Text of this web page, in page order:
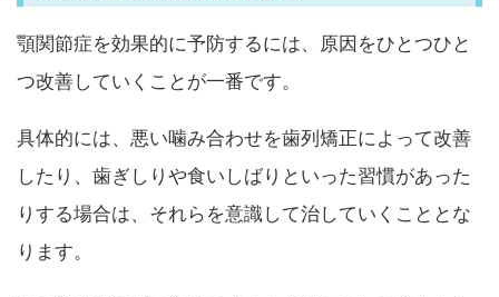
顎関節症を効果的に予防するには、原因をひとつひと
つ改善していくことが一番です。
具体的には、悪い噛み合わせを歯列矯正によって改善
したり、歯ぎしりや食いしばりといった習慣があった
りする場合は、それらを意識して治していくこととな
ります。